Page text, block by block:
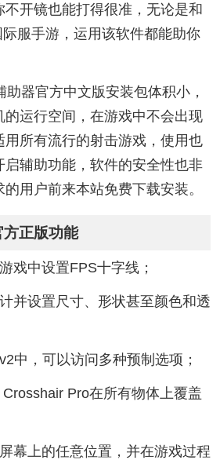
开镜也能打得很准，无论是和
服手游，运用该软件都能助你
器官方中文版安装包体积小，
运行空间，在游戏中不会出现
所有流行的射击游戏，使用也
辅助功能，软件的安全性也非
用户前来本站免费下载安装。
正版功能
戏中设置FPS十字线；
并设置尺寸、形状甚至颜色和透
中，可以访问多种预制选项；
Pro在所有物体上覆盖
幕上的任意位置，并在游戏过程